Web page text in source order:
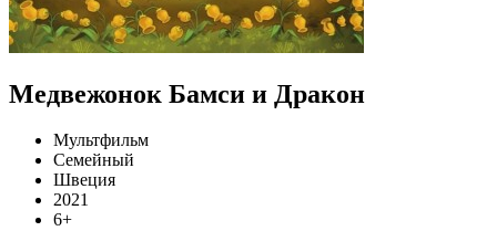
Медвежонок Бамси и Дракон
Мультфильм
Семейный
Швеция
2021
6+